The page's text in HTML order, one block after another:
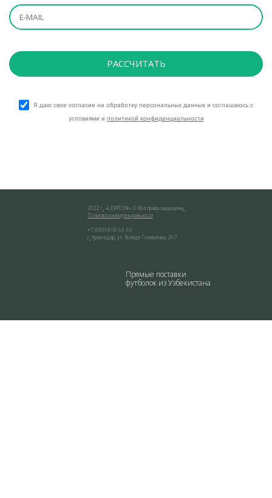
Я даю свое согласие на обработку персональных данных и соглашаюсь с
условиями и политикой конфиденциальности
2022 г «LEWTON» © Все права защищены
Политика конфиденциальности
+7 (989) 818-59-59
г Краснодар ул. Володи Головатова, 267
Прямые поставки
футболок из Узбекистана